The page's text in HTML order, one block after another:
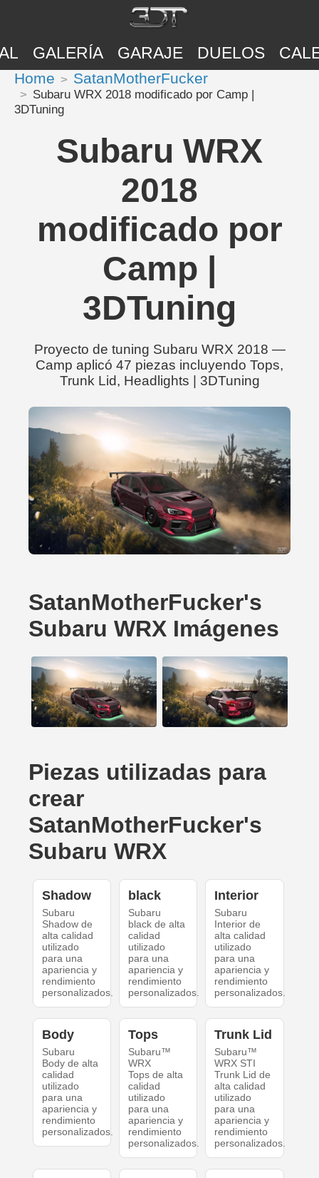
GALERÍA GARAJE DUELOS
Home SatanMotherFucker
Subaru WRX 2018 modificado por Camp |
3DTuning
Subaru WRX
2018
modificado por
Camp |
3DTuning
Proyecto de tuning Subaru WRX 2018 —
Camp aplicó 47 piezas incluyendo Tops,
Trunk Lid, Headlights | 3DTuning
SatanMotherFucker's
Subaru WRX Imágenes
Piezas utilizadas para
crear
SatanMotherFucker's
Subaru WRX
Shadow
Subaru
Shadow de
alta calidad
utilizado
para una
apariencia y
rendimiento
personalizados.
black
Subaru
black de alta
calidad
utilizado
para una
apariencia y
rendimiento
personalizados.
Interior
Subaru
Interior de
alta calidad
utilizado
para una
apariencia y
rendimiento
personalizados.
Body
Subaru
Body de alta
calidad
utilizado
para una
apariencia y
rendimiento
personalizados.
Tops
Subaru™
WRX
Tops de alta
calidad
utilizado
para una
apariencia y
rendimiento
personalizados.
Trunk Lid
Subaru™
WRX STI
Trunk Lid de
alta calidad
utilizado
para una
apariencia y
rendimiento
personalizados.